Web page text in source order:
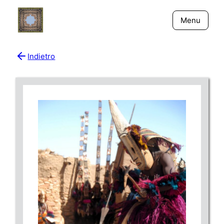
Menu
Giornali
New York - Riflessi
Fiume Niger
Indietro